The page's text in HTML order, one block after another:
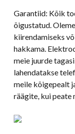
Garantiid: Kõik
õigustatud.
kiirendamiseks
hakkama.
meie juurde
lahendatakse
meile kõigepealt
räägite, kui peate